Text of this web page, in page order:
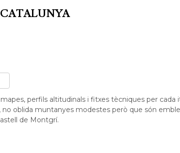
perfils altitudinals i fitxes tècniques per cada
no oblida muntanyes modestes però que són
de Montgrí.